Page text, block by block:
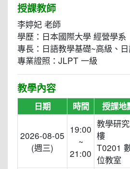
授課教師
李婷妃 老師
學歷：⽇本國際⼤學 經營學系
專⻑：⽇語教學基礎~⾼級、
專業證照：JLPT ⼀級
教學內容
日期 時間 授課地
2026-08-05
(週三)
19:00
~
21:00
教學研
樓
T0201
位教室